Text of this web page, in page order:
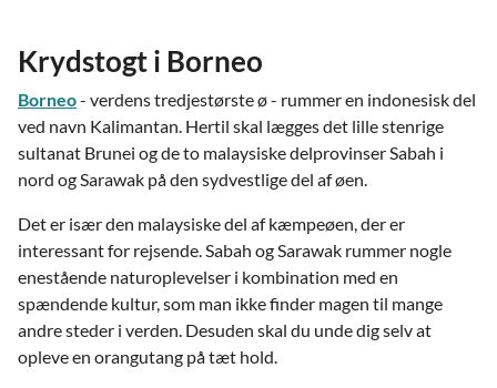
Krydstogt i Borneo
Borneo- verdens tredjestørste ø - rummer en indonesisk del
ved navn Kalimantan. Hertil skal lægges det lille stenrige
sultanat Brunei og de to malaysiske delprovinser Sabah i
nord og Sarawak på den sydvestlige del af øen.
Det er især den malaysiske del af kæmpeøen, der er
interessant for rejsende. Sabah og Sarawak rummer nogle
enestående naturoplevelser i kombination med en
spændende kultur, som man ikke finder magen til mange
andre steder i verden. Desuden skal du unde dig selv at
opleve en orangutang på tæt hold.